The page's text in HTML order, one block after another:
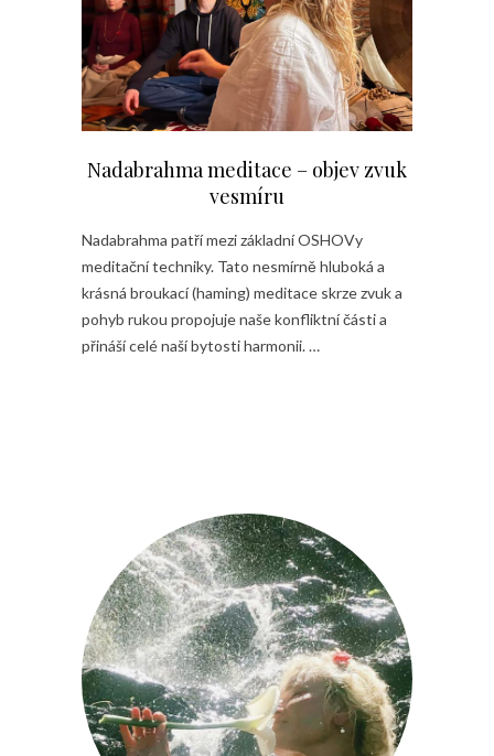
Nadabrahma meditace – objev zvuk
vesmíru
Nadabrahma patří mezi základní OSHOVy
meditační techniky. Tato nesmírně hluboká a
krásná broukací (haming) meditace skrze zvuk a
pohyb rukou propojuje naše konfliktní části a
přináší celé naší bytosti harmonii. …